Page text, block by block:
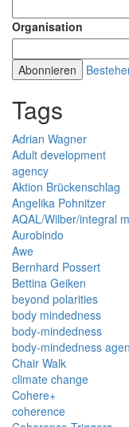
Organisation
Tags
Adrian Wagner
Adult development
agency
Aktion Brückenschlag
Angelika Pohnitzer
AQAL/Wilber/integral
Aurobindo
Awe
Bernhard Possert
Bettina Geiken
beyond polarities
body mindedness
body-mindedness
body-mindedness
Chair Walk
climate change
Cohere+
coherence